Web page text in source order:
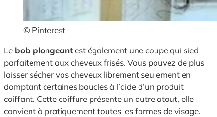
© Pinterest
Le bob plongeantest également une coupe qui sied
parfaitement aux cheveux frisés. Vous pouvez de plus
laisser sécher vos cheveux librement seulement en
domptant certaines boucles à l’aide d’un produit
coiffant. Cette coiffure présente un autre atout, elle
convient à pratiquement toutes les formes de visage.